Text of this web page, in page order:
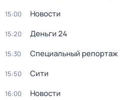
15:00 Новости
15:20 Деньги 24
15:30 Специальный репортаж
15:50 Сити
16:00 Новости